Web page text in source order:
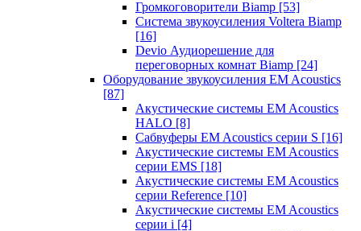
Громкоговорители Biamp [53]
Система звукоусиления Voltera Biamp
[16]
Devio Аудиорешение для
переговорных комнат Biamp [24]
Оборудование звукоусиления EM Acoustics
[87]
Акустические системы EM Acoustics
HALO [8]
Сабвуферы EM Acoustics серии S [16]
Акустические системы EM Acoustics
серии EMS [18]
Акустические системы EM Acoustics
серии Reference [10]
Акустические системы EM Acoustics
серии i [4]